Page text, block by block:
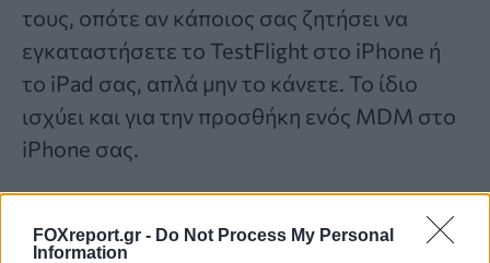
FOXreport.gr - Do Not Process My Personal
Information
τους, οπότε αν κάποιος σας ζητήσει να
εγκαταστήσετε το TestFlight στο iPhone ή
το iPad σας, απλά μην το κάνετε. Το ίδιο
ισχύει και για την προσθήκη ενός MDM στο
iPhone σας.